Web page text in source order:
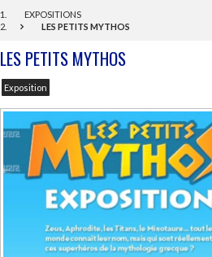
EXPOSITIONS
LES PETITS MYTHOS
LES PETITS MYTHOS
Exposition